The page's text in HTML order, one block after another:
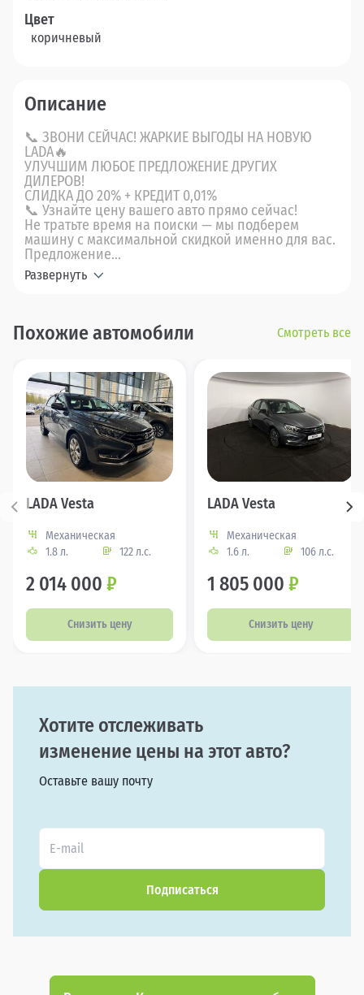
Цвет
коричневый
Описание
📞 ЗВОНИ СЕЙЧАС! ЖАРКИЕ ВЫГОДЫ НА НОВУЮ
LADA🔥
УЛУЧШИМ ЛЮБОЕ ПРЕДЛОЖЕНИЕ ДРУГИХ
ДИЛЕРОВ!
СЛИДКА ДО 20% + КРЕДИТ 0,01%
📞 Узнайте цену вашего авто прямо сейчас!
Не тратьте время на поиски — мы подберем
машину с максимальной скидкой именно для вас.
Предложение...
Развернуть
Похожие автомобили Смотреть все
LADA Vesta
Механическая
1.8 л.
122 л.с.
2 014 000 ₽
Снизить цену
LADA Vesta
Механическая
1.6 л.
106 л.с.
1 805 000 ₽
Снизить цену
Хотите отслеживать
изменение цены на этот авто?
Оставьте вашу почту
Подписаться